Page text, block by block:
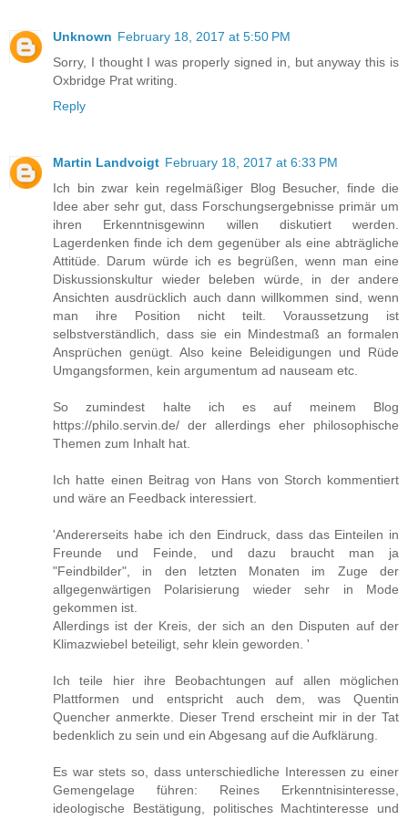
Unknown February 18, 2017 at 5:50 PM
Sorry, I thought I was properly signed in, but anyway this is
Oxbridge Prat writing.
Reply
Martin Landvoigt February 18, 2017 at 6:33 PM
Ich bin zwar kein regelmäßiger Blog Besucher, finde die
Idee aber sehr gut, dass Forschungsergebnisse primär um
ihren Erkenntnisgewinn willen diskutiert werden.
Lagerdenken finde ich dem gegenüber als eine abträgliche
Attitüde. Darum würde ich es begrüßen, wenn man eine
Diskussionskultur wieder beleben würde, in der andere
Ansichten ausdrücklich auch dann willkommen sind, wenn
man ihre Position nicht teilt. Voraussetzung ist
selbstverständlich, dass sie ein Mindestmaß an formalen
Ansprüchen genügt. Also keine Beleidigungen und Rüde
Umgangsformen, kein argumentum ad nauseam etc.
So zumindest halte ich es auf meinem Blog
https://philo.servin.de/ der allerdings eher philosophische
Themen zum Inhalt hat.
Ich hatte einen Beitrag von Hans von Storch kommentiert
und wäre an Feedback interessiert.
'Andererseits habe ich den Eindruck, dass das Einteilen in
Freunde und Feinde, und dazu braucht man ja
"Feindbilder", in den letzten Monaten im Zuge der
allgegenwärtigen Polarisierung wieder sehr in Mode
gekommen ist.
Allerdings ist der Kreis, der sich an den Disputen auf der
Klimazwiebel beteiligt, sehr klein geworden. '
Ich teile hier ihre Beobachtungen auf allen möglichen
Plattformen und entspricht auch dem, was Quentin
Quencher anmerkte. Dieser Trend erscheint mir in der Tat
bedenklich zu sein und ein Abgesang auf die Aufklärung.
Es war stets so, dass unterschiedliche Interessen zu einer
Gemengelage führen: Reines Erkenntnisinteresse,
ideologische Bestätigung, politisches Machtinteresse und